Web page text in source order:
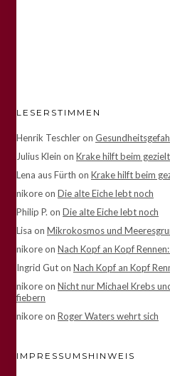
LESERSTIMMEN
Henrik Teschleron
Julius Klein on Krake hilft beim
Lena aus Fürth on Krake hilft beim
nikoreon Die alte Eiche lebt noch
Philip P. on Die alte Eiche lebt noch
Lisa on Mikrokosmos und
nikoreon Nach Kopf an Kopf
Ingrid Guton Nach Kopf an Kopf
nikoreon Nicht nur Michael Krebs
fiebern
nikoreon Roger Waters wehrt sich
IMPRESSUMSHINWEIS